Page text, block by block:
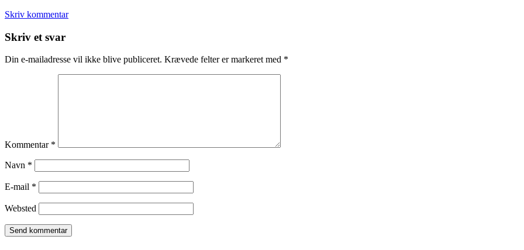
Skriv kommentar
Læserinteraktioner
Skriv et svar
Din e-mailadresse vil ikke blive publiceret. Krævede felter er markeret med *
Kommentar *
Navn *
E-mail *
Websted